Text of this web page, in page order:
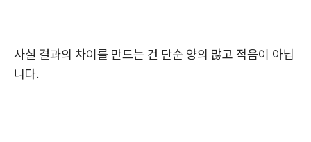
사실 결과의 차이를 만드는 건 단순 양의 많고 적음이 아닙
니다.